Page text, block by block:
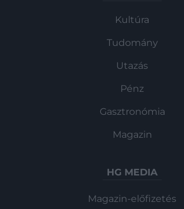
Kultúra
Tudomány
Utazás
Pénz
Gasztronómia
Magazin
HG MEDIA
Magazin-előfizetés